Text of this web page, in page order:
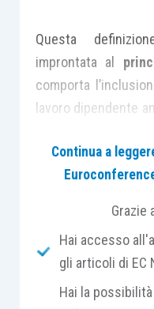
Questa
improntata al
comporta
lavoro dipendente
prestazione
direttamente
sostitutiva delle
maternità).
Continua a
Grazie
Hai accesso
gli articoli di EC
Hai la